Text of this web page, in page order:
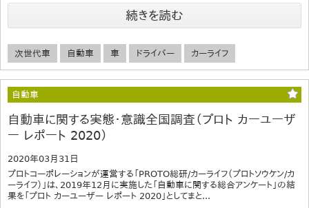
続きを読む
次世代車 自動車 車 ドライバー カーライフ
自動車
自動車に関する実態・意識全国調査（プロト カーユーザ
ー レポート 2020）
2020年03月31日
プロトコーポレーションが運営する「PROTO総研/カーライフ（プロトソウケン/カ
ーライフ）」は、2019年12月に実施した「自動車に関する総合アンケート」の結
果を「プロト カーユーザー レポート 2020」としてまと...